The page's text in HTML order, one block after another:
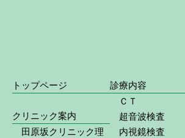
トップページ
クリニック案内
田原坂クリニック理
診療内容
ＣＴ
超音波検査
内視鏡検査